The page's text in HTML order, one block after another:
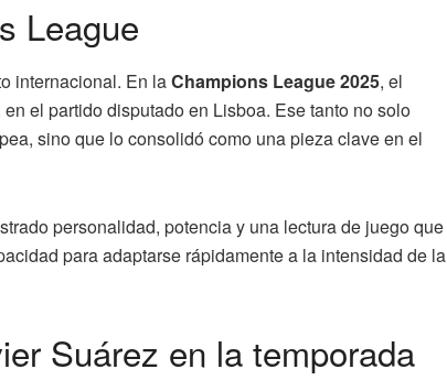
League
internacional. En laChampions League 2025, el
en el partido disputado en Lisboa. Ese tanto no solo
sino que lo consolidó como una pieza clave en el
personalidad, potencia y una lectura de juego que
para adaptarse rápidamente a la intensidad de la
Suárez en la temporada